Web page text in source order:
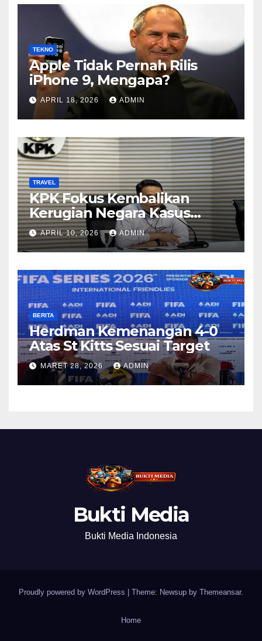
TEKNO
Apple Tidak Pernah Rilis
iPhone 9, Mengapa?
APRIL 18, 2026 ADMIN
TRAVEL
KPK Fokus Kembalikan
Kerugian Negara Kasus
Korupsi Kuota Haji Lewat
Pemeriksaan Travel Agent
APRIL 10, 2026 ADMIN
BERITA
Herdman Kemenangan 4-0
Atas St Kitts Sesuai Target
MARET 28, 2026 ADMIN
Bukti Media
Bukti Media Indonesia
Proudly powered by WordPress | Theme: Newsup by Themeansar.
Home